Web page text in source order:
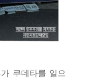
쿠데타를 일으